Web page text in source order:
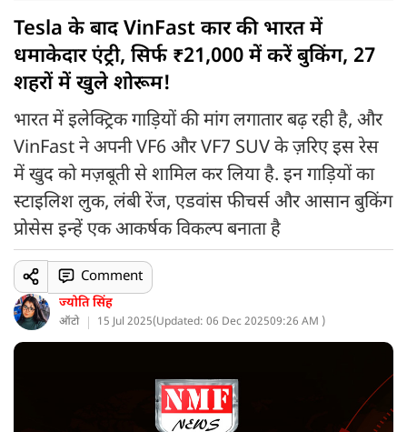
Tesla के बाद VinFast कार की भारत में
धमाकेदार एंट्री, सिर्फ ₹21,000 में करें बुकिंग, 27
शहरों में खुले शोरूम!
भारत में इलेक्ट्रिक गाड़ियों की मांग लगातार बढ़ रही है, और
VinFast ने अपनी VF6 और VF7 SUV के ज़रिए इस रेस
में खुद को मज़बूती से शामिल कर लिया है. इन गाड़ियों का
स्टाइलिश लुक, लंबी रेंज, एडवांस फीचर्स और आसान बुकिंग
प्रोसेस इन्हें एक आकर्षक विकल्प बनाता है
ज्योति सिंह
ऑटो 15 Jul 2025(Updated: 06 Dec 202509:26 AM )
Comment